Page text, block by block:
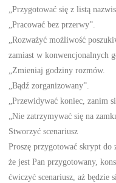
„Przygotować się z listą
„Pracować bez przerwy”.
„Rozważyć możliwość
zamiast w konwencjonalnych
„Zmieniaj godziny rozmów.
„Bądź zorganizowany”.
„Przewidywać koniec, zanim
„Nie zatrzymywać się na
Stworzyć scenariusz
Proszę przygotować skrypt
że jest Pan przygotowany,
ćwiczyć scenariusz, aż będzie